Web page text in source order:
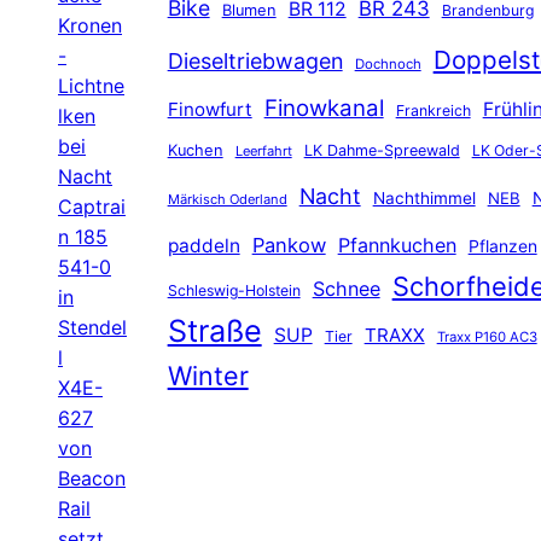
Kronen
-
Lichtne
lken
bei
Nacht
Captrai
n 185
541-0
in
Stendel
l
X4E-
627
von
Beacon
Rail
Bike Blumen BR 112 BR 243 Brandenburg
Dieseltriebwagen Dochnoch
Finowfurt Finowkanal Frankreich
Kuchen Leerfahrt LK Dahme-Spreewald LK Oder-
Märkisch Oderland Nacht Nachthimmel NEB
paddeln Pankow Pfannkuchen Pflanzen
Schleswig-Holstein Schnee
Straße SUP Tier TRAXX Traxx P160 AC3
Winter